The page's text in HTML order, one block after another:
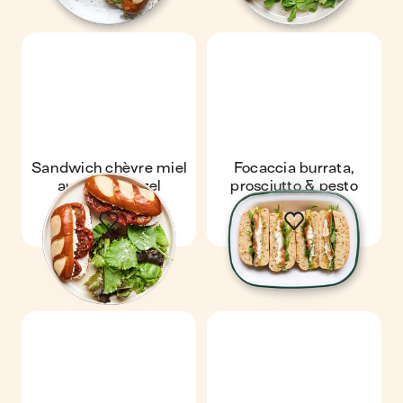
Sandwich chèvre miel
au pain bretzel
Focaccia burrata,
prosciutto & pesto